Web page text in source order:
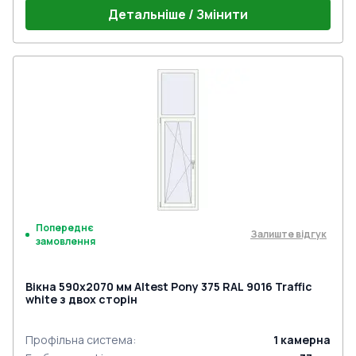
Детальніше / Змінити
Попереднє
замовлення
Залиште відгук
Вікна 590x2070 мм Altest Pony 375 RAL 9016 Traffic
white з двох сторін
Профільна система: 1 камерна